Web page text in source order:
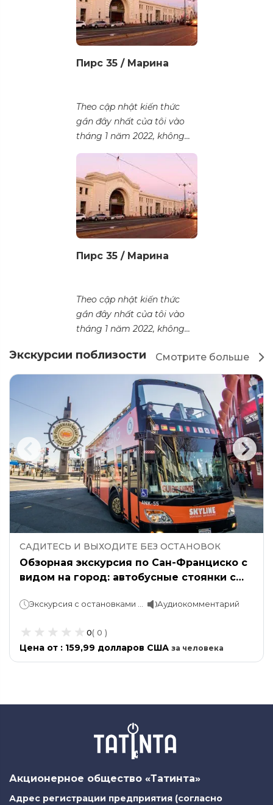
Пирс 35 / Марина
Theo cập nhật kiến thức
gần đây nhất của tôi vào
tháng 1 năm 2022, không...
Пирс 35 / Марина
Theo cập nhật kiến thức
gần đây nhất của tôi vào
tháng 1 năm 2022, không...
Экскурсии поблизости Смотрите больше
САДИТЕСЬ И ВЫХОДИТЕ БЕЗ ОСТАНОВОК
Обзорная экскурсия по Сан-Франциско с
видом на город: автобусные стоянки с
разных остановках, а также экскурсия на
Экскурсия с остановками по принципу "садись-выходи" – 2 дня. 1 круг: около 2 часов. Ночная экскурсия по Сан-Франциско – около 60-90 минут. Экскурсия на остров Алькатрас: стоимость варьируется. Аудиокомментарий
0( 0 )
Цена от : 159,99 долларов США за человека
Акционерное общество «Татинта»
Адрес регистрации предприятия (согласно